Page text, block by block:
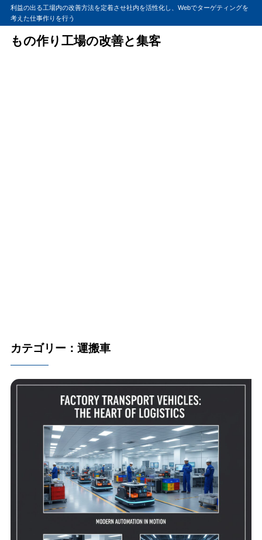
利益の出る工場内の改善方法を定着させ社内を活性化し、Webでターゲティングを
考えた仕事作りを行う
もの作り工場の改善と集客
カテゴリー：運搬車